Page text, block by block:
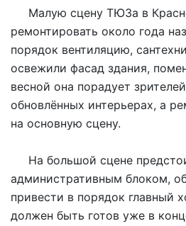
Малую сцену ТЮЗа в
ремонтировать около года
порядок вентиляцию,
освежили фасад здания,
весной она порадует
обновлённых интерьерах, а
на основную сцену.
На большой сцене
административным блоком,
привести в порядок главный
должен быть готов уже в